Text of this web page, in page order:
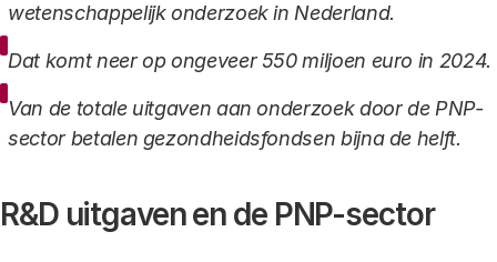
wetenschappelijk onderzoek in Nederland.
Dat komt neer op ongeveer 550 miljoen euro in 2024.
Van de totale uitgaven aan onderzoek door de PNP-
sector betalen gezondheidsfondsen bijna de helft.
R&D uitgaven en de PNP-sector